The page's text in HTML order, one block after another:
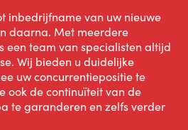
inbedrijfname van uw nieuwe
daarna. Met meerdere
een team van specialisten altijd
Wij bieden u duidelijke
uw concurrentiepositie te
ook de continuïteit van de
te garanderen en zelfs verder